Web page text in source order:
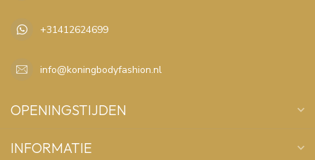
+31412624699
info@koningbodyfashion.nl
OPENINGSTIJDEN
INFORMATIE